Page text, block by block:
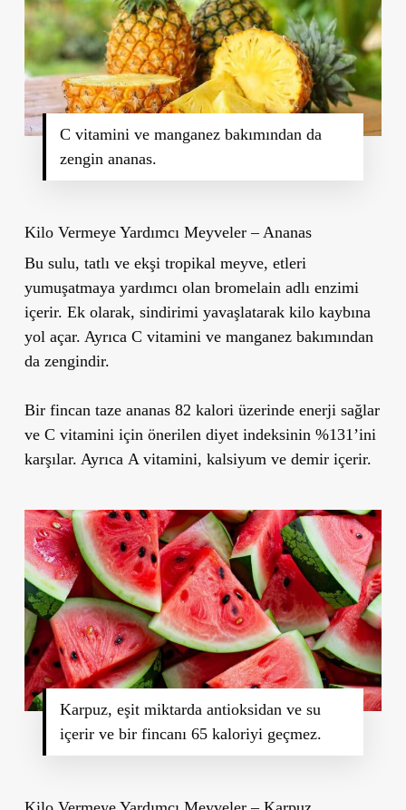
C vitamini ve manganez bakımından da
zengin ananas.
Kilo Vermeye Yardımcı Meyveler – Ananas
Bu sulu, tatlı ve ekşi tropikal meyve, etleri
yumuşatmaya yardımcı olan bromelain adlı enzimi
içerir. Ek olarak, sindirimi yavaşlatarak kilo kaybına
yol açar. Ayrıca C vitamini ve manganezbakımından
da zengindir.
Bir fincan taze ananas 82 kalori üzerindeenerji sağlar
ve C vitamini için önerilen diyet indeksinin %131’ini
karşılar. Ayrıca A vitamini, kalsiyum ve demiriçerir.
Karpuz, eşit miktarda antioksidan ve su
içerir ve bir fincanı 65 kaloriyi geçmez.